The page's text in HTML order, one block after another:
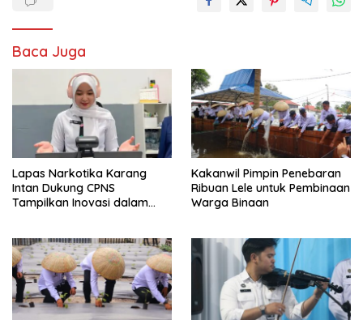
Baca Juga
Lapas Narkotika Karang
Intan Dukung CPNS
Tampilkan Inovasi dalam
Kakanwil Pimpin Penebaran
Ribuan Lele untuk Pembinaan
Warga Binaan